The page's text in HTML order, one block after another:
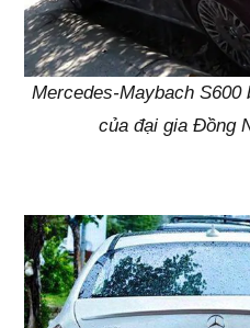
Mercedes-Maybach S600
của đại gia Đồng